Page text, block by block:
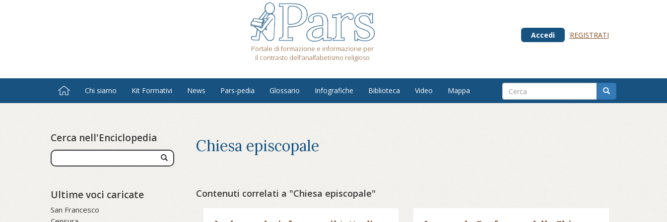
Portale di formazione e informazione per
il contrasto dell'analfabetismo religioso
Accedi REGISTRATI
Chi siamo Kit Formativi News Pars-pedia Glossario Infografiche Biblioteca Video Mappa
Cerca nell'Enciclopedia
Ultime voci caricate
San Francesco
Chiesa episcopale
Contenuti correlati a "Chiesa episcopale"